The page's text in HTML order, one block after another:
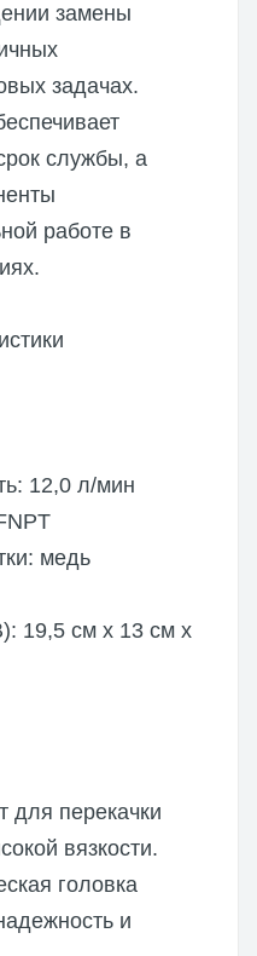
замены
задачах.
службы, а
работе в
12,0 л/мин
медь
19,5 см x 13 см x
перекачки
вязкости.
головка
и